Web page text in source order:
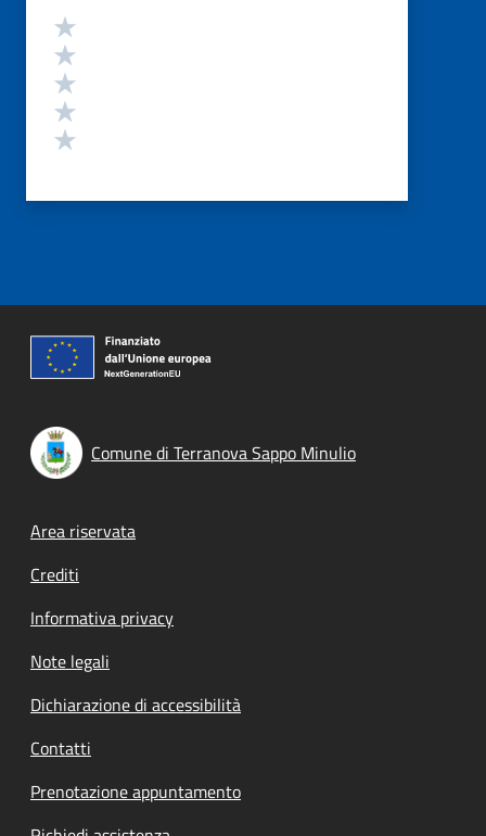
Valutazione
Comune di Terranova Sappo Minulio
Footer menu
Area riservata
Crediti
Informativa privacy
Note legali
Dichiarazione di accessibilità
Contatti
Prenotazione appuntamento